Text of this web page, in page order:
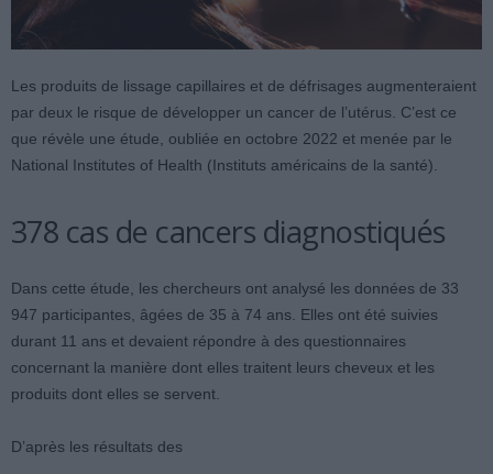
Les produits de lissage capillaires et de défrisages augmenteraient
par deux le risque de développer un cancer de l’utérus. C’est ce
que révèle une étude, oubliée en octobre 2022 et menée par le
National Institutes of Health (Instituts américains de la santé).
378 cas de cancers diagnostiqués
Dans cette étude, les chercheurs ont analysé les données de 33
947 participantes, âgées de 35 à 74 ans. Elles ont été suivies
durant 11 ans et devaient répondre à des questionnaires
concernant la manière dont elles traitent leurs cheveux et les
produits dont elles se servent.
D’après les résultats des